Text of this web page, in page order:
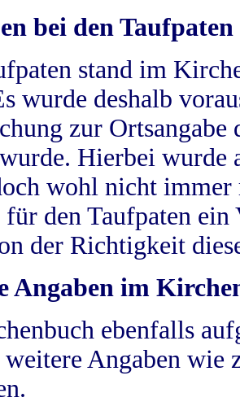
bei den Taufpaten
stand im
wurde deshalb
zur
Hierbei wurde
wohl nicht
für den Taufpaten
der Richtigkeit
Angaben im
ebenfalls
Angaben wie